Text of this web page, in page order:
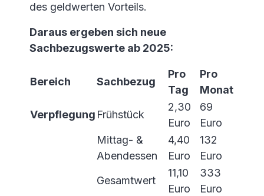
des geldwerten Vorteils.
Daraus ergeben sich neue
Sachbezugswerte ab 2025:
Bereich Sachbezug
Pro
Tag
Pro
Monat
Verpflegung Frühstück
2,30
Euro
69
Euro
Mittag- &
Abendessen
4,40
Euro
132
Euro
Gesamtwert
11,10
Euro
333
Euro